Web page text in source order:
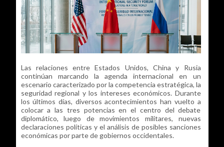
Las relaciones entre Estados Unidos, China y Rusia
continúan marcando la agenda internacional en un
escenario caracterizado por la competencia estratégica, la
seguridad regional y los intereses económicos. Durante
los últimos días, diversos acontecimientos han vuelto a
colocar a las tres potencias en el centro del debate
diplomático, luego de movimientos militares, nuevas
declaraciones políticas y el análisis de posibles sanciones
económicas por parte de gobiernos occidentales.